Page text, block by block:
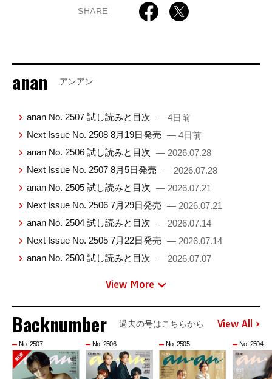
SHARE
anan アンアン
anan No. 2507 試し読みと目次 — 4日前
Next Issue No. 2508 8月19日発売 — 4日前
anan No. 2506 試し読みと目次 — 2026.07.28
Next Issue No. 2507 8月5日発売 — 2026.07.28
anan No. 2505 試し読みと目次 — 2026.07.21
Next Issue No. 2506 7月29日発売 — 2026.07.21
anan No. 2504 試し読みと目次 — 2026.07.14
Next Issue No. 2505 7月22日発売 — 2026.07.14
anan No. 2503 試し読みと目次 — 2026.07.07
View More
Backnumber 過去の号はこちらから View All
No. 2507 No. 2506 No. 2505 No. 2504